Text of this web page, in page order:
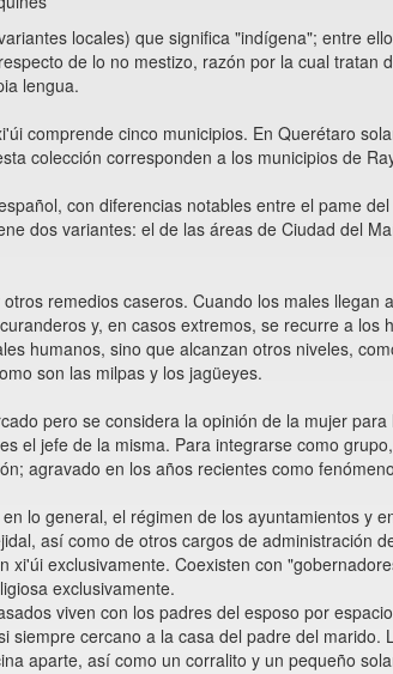
locales) que significa "indígena"; entre
de lo no mestizo, razón por la cual tratan
lengua.
comprende cinco municipios. En Querétaro
colección corresponden a los municipios de
con diferencias notables entre el pame
dos variantes: el de las áreas de Ciudad del
remedios caseros. Cuando los males llegan
y, en casos extremos, se recurre a los
humanos, sino que alcanzan otros niveles,
son las milpas y los jagüeyes.
pero se considera la opinión de la mujer
el jefe de la misma. Para integrarse como
agravado en los años recientes como
lo general, el régimen de los ayuntamientos y
así como de otros cargos de administración
xi'úi exclusivamente. Coexisten con
exclusivamente.
viven con los padres del esposo por
siempre cercano a la casa del padre del marido.
aparte, así como un corralito y un pequeño